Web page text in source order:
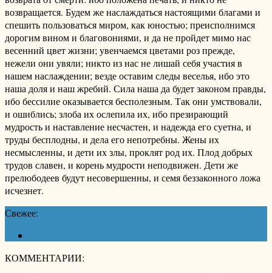
возвращается. Будем же наслаждаться настоящими благами и
спешить пользоваться миром, как юностью; преисполнимся
дорогим вином и благовониями, и да не пройдет мимо нас
весенний цвет жизни; увенчаемся цветами роз прежде,
нежели они увяли; никто из нас не лишай себя участия в
нашем наслаждении; везде оставим следы веселья, ибо это
наша доля и наш жребий. Сила наша да будет законом правды,
ибо бессилие оказывается бесполезным. Так они умствовали,
и ошиблись; злоба их ослепила их, ибо презирающий
мудрость и наставление несчастен, и надежда его суетна, и
труды бесплодны, и дела его непотребны. Жены их
несмысленны, и дети их злы, проклят род их. Плод добрых
трудов славен, и корень мудрости неподвижен. Дети же
прелюбодеев будут несовершенны, и семя беззаконного ложа
исчезнет.
Свежее:
КОММЕНТАРИИ: